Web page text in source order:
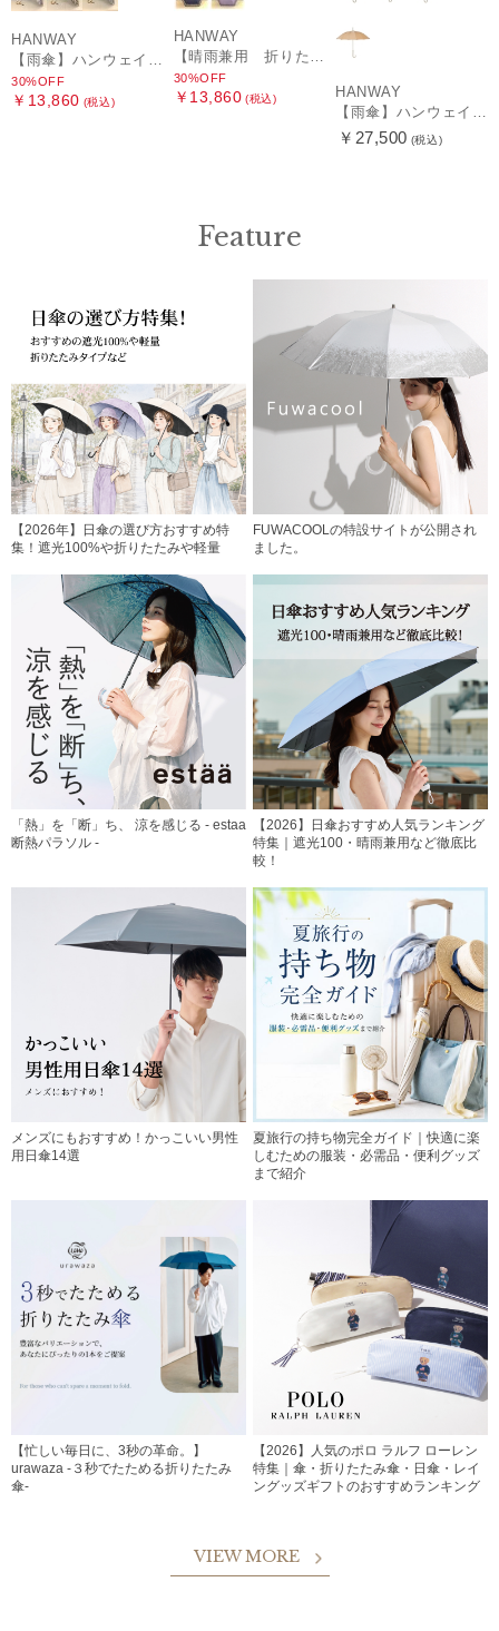
HANWAY
30%OFF
￥13,860 (税込)
HANWAY
30%OFF
￥13,860 (税込)
HANWAY
￥27,500 (税込)
Feature
【2026年】日傘の選び方おすすめ特
集！遮光100%や折りたたみや軽量
FUWACOOLの特設サイトが公開され
ました。
「熱」を「断」ち、 涼を感じる - estaa
断熱パラソル -
【2026】日傘おすすめ人気ランキング
特集｜遮光100・晴雨兼用など徹底比
較！
メンズにもおすすめ！かっこいい男性
用日傘14選
夏旅行の持ち物完全ガイド｜快適に楽
しむための服装・必需品・便利グッズ
まで紹介
【忙しい毎日に、3秒の革命。】
urawaza -３秒でたためる折りたたみ
傘-
【2026】人気のポロ ラルフ ローレン
特集｜傘・折りたたみ傘・日傘・レイ
ングッズギフトのおすすめランキング
VIEW MORE